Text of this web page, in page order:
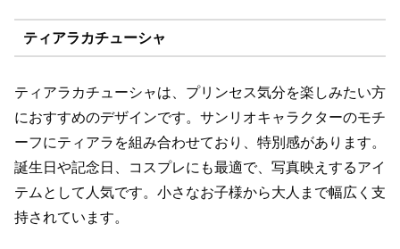
ティアラカチューシャ
ティアラカチューシャは、プリンセス気分を楽しみたい方
におすすめのデザインです。サンリオキャラクターのモチ
ーフにティアラを組み合わせており、特別感があります。
誕生日や記念日、コスプレにも最適で、写真映えするアイ
テムとして人気です。小さなお子様から大人まで幅広く支
持されています。